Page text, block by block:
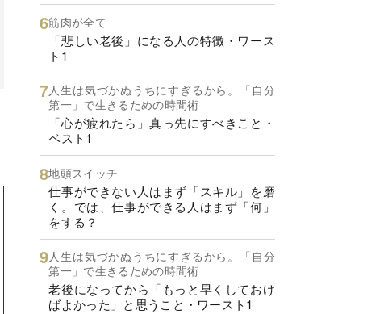
筋肉が全て
「悲しい老後」になる人の特徴・ワース
ト1
人生は気づかぬうちにすぎるから。「自分
第一」で生きるための時間術
「心が疲れたら」真っ先にすべきこと・
ベスト1
地頭スイッチ
仕事ができない人はまず「スキル」を磨
く。では、仕事ができる人はまず「何」
をする？
人生は気づかぬうちにすぎるから。「自分
第一」で生きるための時間術
老後になってから「もっと早くしておけ
ばよかった」と思うこと・ワースト1